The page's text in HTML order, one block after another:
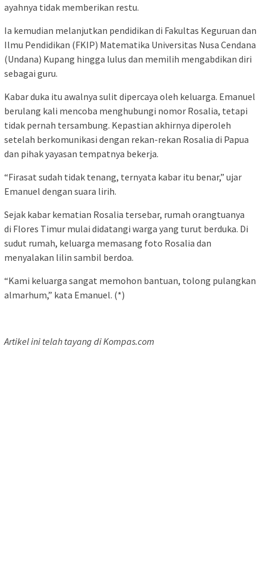
ayahnya tidak memberikan restu.
Ia kemudian melanjutkan pendidikan di Fakultas Keguruan dan
Ilmu Pendidikan (FKIP) Matematika Universitas Nusa Cendana
(Undana) Kupang hingga lulus dan memilih mengabdikan diri
sebagai guru.
Kabar duka itu awalnya sulit dipercaya oleh keluarga. Emanuel
berulang kali mencoba menghubungi nomor Rosalia, tetapi
tidak pernah tersambung. Kepastian akhirnya diperoleh
setelah berkomunikasi dengan rekan-rekan Rosalia di Papua
dan pihak yayasan tempatnya bekerja.
“Firasat sudah tidak tenang, ternyata kabar itu benar,” ujar
Emanuel dengan suara lirih.
Sejak kabar kematian Rosalia tersebar, rumah orangtuanya
di Flores Timur mulai didatangi warga yang turut berduka. Di
sudut rumah, keluarga memasang foto Rosalia dan
menyalakan lilin sambil berdoa.
“Kami keluarga sangat memohon bantuan, tolong pulangkan
almarhum,” kata Emanuel. (*)
Artikel ini telah tayang di Kompas.com